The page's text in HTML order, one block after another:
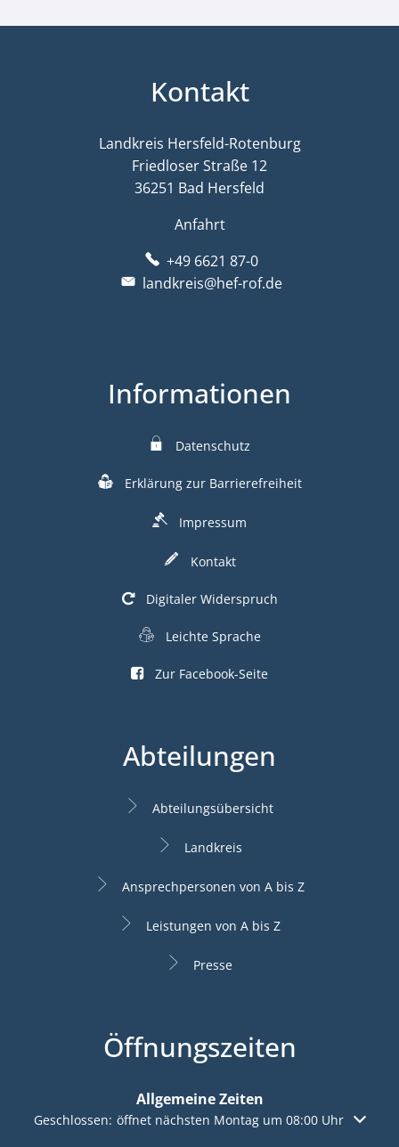
Kontakt
Landkreis Hersfeld-Rotenburg
Friedloser Straße 12
36251 Bad Hersfeld
Anfahrt
+49 6621 87-0
landkreis@hef-rof.de
Informationen
Datenschutz
Erklärung zur Barrierefreiheit
Impressum
Kontakt
Digitaler Widerspruch
Leichte Sprache
Zur Facebook-Seite
Abteilungen
Abteilungsübersicht
Landkreis
Ansprechpersonen von A bis Z
Leistungen von A bis Z
Presse
Öffnungszeiten
Allgemeine Zeiten
Klicken, um weitere Öffnungs- oder Schließzeiten
Geschlossen: öffnet nächsten Montag um 08:00 Uhr